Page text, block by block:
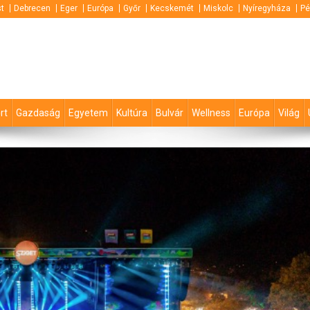
Debrecen Eger Európa Győr Kecskemét Miskolc Nyíregyháza
Gazdaság Egyetem Kultúra Bulvár Wellness Európa Világ